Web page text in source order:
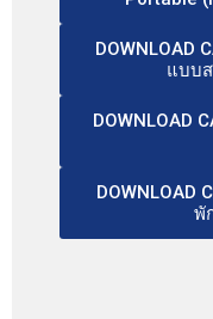
DOWNLOAD
แบบ
DOWNLOAD
DOWNLOAD
พั